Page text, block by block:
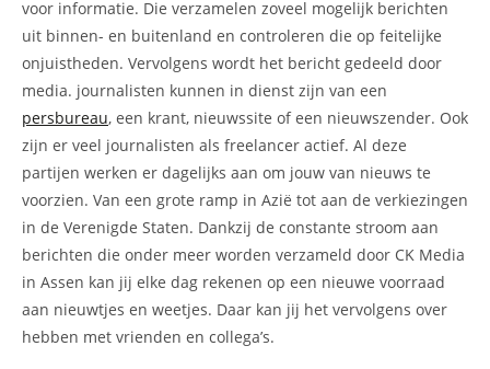
voor informatie. Die verzamelen zoveel mogelijk berichten
uit binnen- en buitenland en controleren die op feitelijke
onjuistheden. Vervolgens wordt het bericht gedeeld door
media. journalisten kunnen in dienst zijn van een
persbureau, een krant, nieuwssite of een nieuwszender. Ook
zijn er veel journalisten als freelancer actief. Al deze
partijen werken er dagelijks aan om jouw van nieuws te
voorzien. Van een grote ramp in Azië tot aan de verkiezingen
in de Verenigde Staten. Dankzij de constante stroom aan
berichten die onder meer worden verzameld door CK Media
in Assen kan jij elke dag rekenen op een nieuwe voorraad
aan nieuwtjes en weetjes. Daar kan jij het vervolgens over
hebben met vrienden en collega’s.